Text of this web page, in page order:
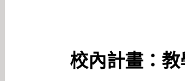
校內計畫：